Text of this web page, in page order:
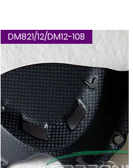
DM821/12/DM12-10B